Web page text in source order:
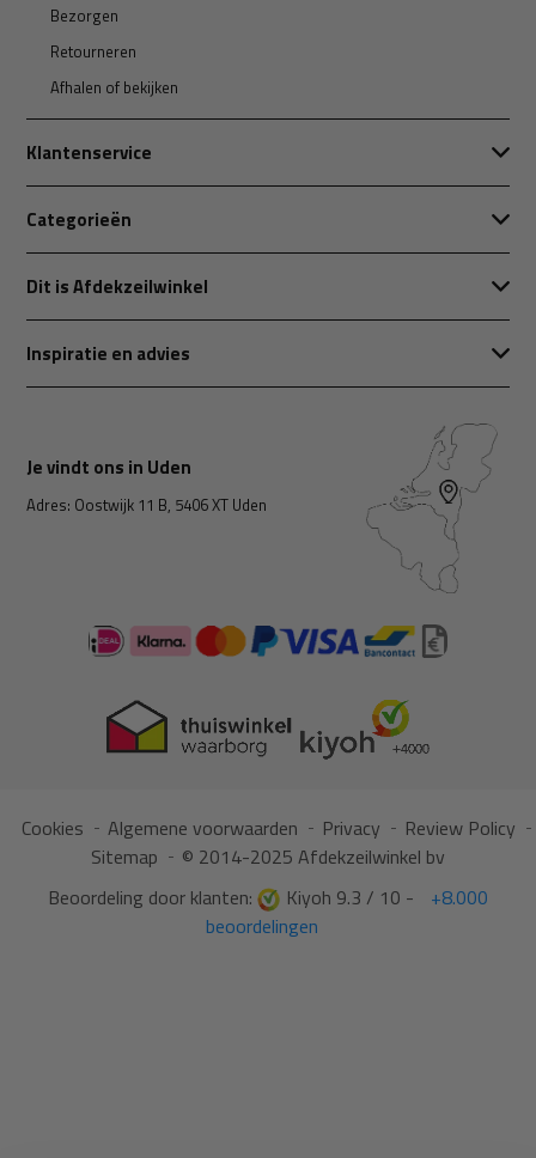
Bezorgen
Retourneren
Afhalen of bekijken
Klantenservice
Categorieën
Dit is Afdekzeilwinkel
Inspiratie en advies
Je vindt ons in Uden
Adres: Oostwijk 11 B, 5406 XT Uden
Cookies Algemene voorwaarden Privacy
Review Policy
Sitemap
© 2014-2025 Afdekzeilwinkel bv
Beoordeling door klanten:
Kiyoh 9.3 / 10 -
+8.000
beoordelingen